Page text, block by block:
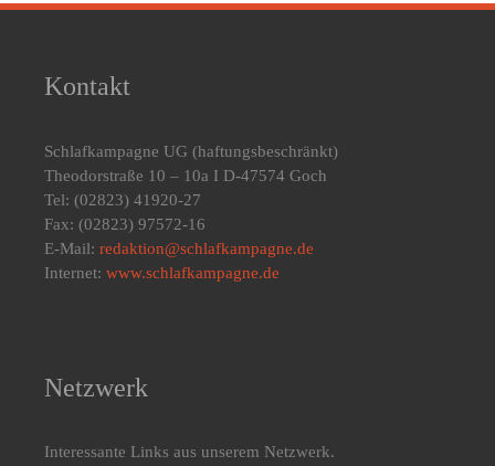
Kontakt
Schlafkampagne UG (haftungsbeschränkt)
Theodorstraße 10 – 10a I D-47574 Goch
Tel: (02823) 41920-27
Fax: (02823) 97572-16
E-Mail: redaktion@schlafkampagne.de
Internet: www.schlafkampagne.de
Netzwerk
Interessante Links aus unserem Netzwerk.